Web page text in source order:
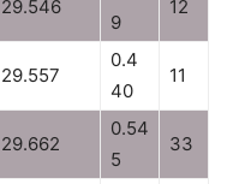
29.546
9
12
29.557
0.4
40
11
29.662
0.54
5
33